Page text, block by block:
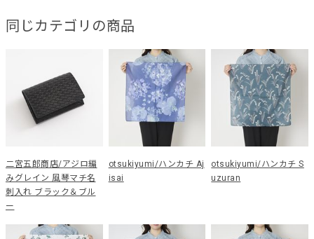
同じカテゴリの商品
二宮五郎商店/アジロ編
みグレイン 風琴マチ名
刺入れ ブラック＆ブル
ー
otsukiyumi/ハンカチ Aj
isai
otsukiyumi/ハンカチ S
uzuran